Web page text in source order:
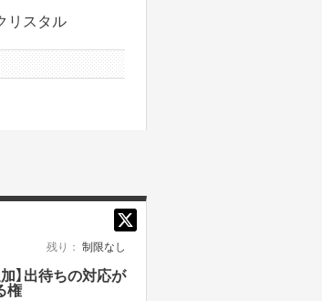
リスタル
残り： 制限なし
】出待ちの対応が
権